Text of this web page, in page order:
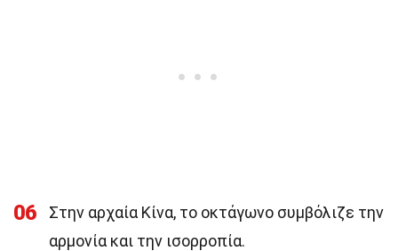
06
Στην αρχαία Κίνα, το οκτάγωνο συμβόλιζε την
αρμονία και την ισορροπία.